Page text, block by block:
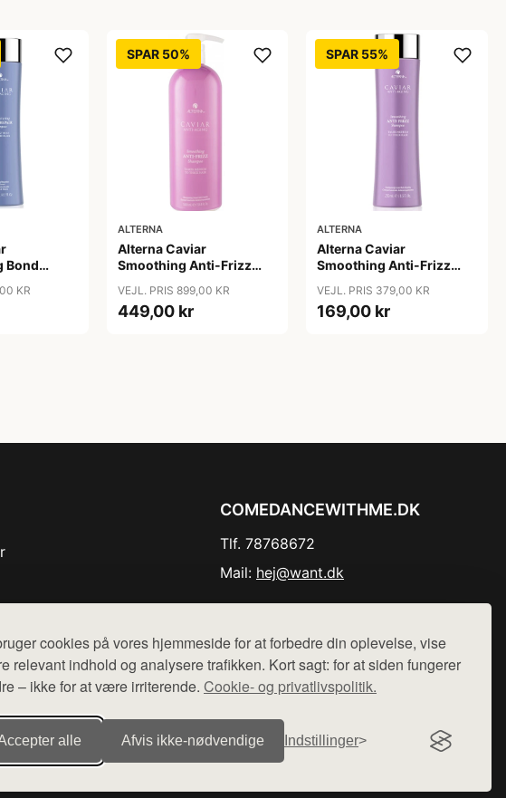
cookies på vores hjemmeside for at forbedre din oplevelse, vise
relevant indhold og analysere trafikken. Kort sagt: for at siden fungerer
– ikke for at være irriterende. Cookie- og privatlivspolitik.
alle Afvis ikke‑nødvendige Indstillinger
Bond
KR
SPAR 50%
ALTERNA
Alterna Caviar
Smoothing Anti-Frizz
VEJL. PRIS 899,00 KR
449,00 kr
SPAR 55%
ALTERNA
Alterna Caviar
Smoothing Anti-Frizz
VEJL. PRIS 379,00 KR
169,00 kr
COMEDANCEWITHME.DK
Tlf. 78768672
Mail: hej@want.dk
webshops. Der sælges ikke varer fra denne side - vi henviser til de shops,